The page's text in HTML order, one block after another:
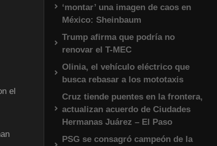
el
‘montar’ una imagen de caos en
México: Sheinbaum
Trump afirma que podría no
renovar el T-MEC
Olinia, el vehículo eléctrico que
busca rebasar a los mototaxis
Cruz tiende puentes en la frontera,
actualizan acuerdo de Ciudades
Hermanas Juárez – El Paso
PSG se consagró campeón de la